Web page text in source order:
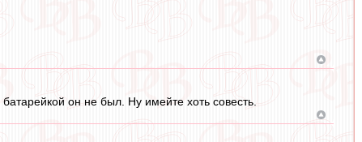
он не был. Ну имейте хоть совесть.